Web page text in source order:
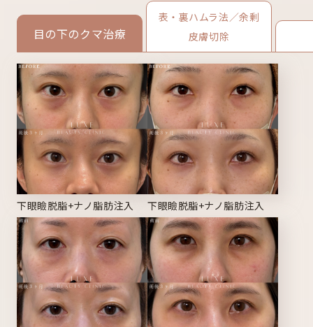
目の下のクマ治療
表・裏ハムラ法／余剰
皮膚切除
下眼瞼脱脂+ナノ脂肪注入 下眼瞼脱脂+ナノ脂肪注入